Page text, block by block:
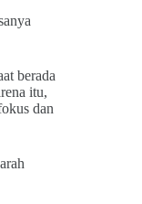
berada
itu,
dan